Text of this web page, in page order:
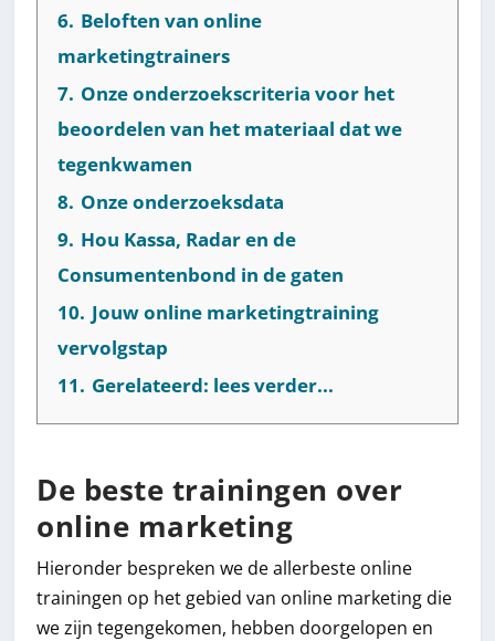
6. Beloften van online
marketingtrainers
7. Onze onderzoekscriteria voor het
beoordelen van het materiaal dat we
tegenkwamen
8. Onze onderzoeksdata
9. Hou Kassa, Radar en de
Consumentenbond in de gaten
10. Jouw online marketingtraining
vervolgstap
11. Gerelateerd: lees verder...
De beste trainingen over
online marketing
Hieronder bespreken we de allerbeste online
trainingen op het gebied van online marketing die
we zijn tegengekomen, hebben doorgelopen en